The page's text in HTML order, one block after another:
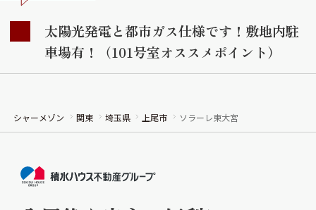
太陽光発電と都市ガス仕様です！敷地内駐
車場有！（101号室オススメポイント）
シャーメゾン 関東 埼玉県 上尾市 ソラーレ東大宮